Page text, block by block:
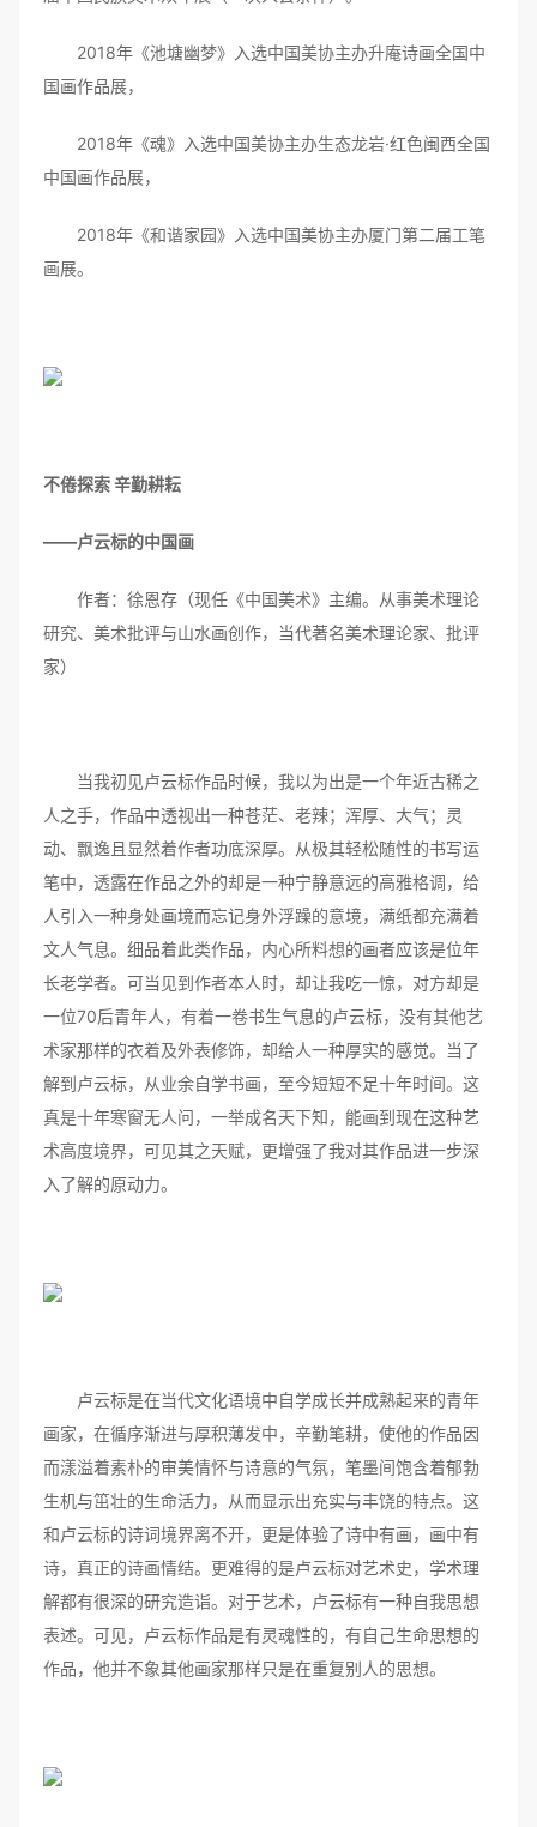
2018年《池塘幽梦》入选中国美协主办升庵诗画全国中
国画作品展，
2018年《魂》入选中国美协主办生态龙岩·红色闽西全国
中国画作品展，
2018年《和谐家园》入选中国美协主办厦门第二届工笔
画展。
不倦探索 辛勤耕耘
——卢云标的中国画
作者：徐恩存（现任《中国美术》主编。从事美术理论
研究、美术批评与山水画创作，当代著名美术理论家、批评
家）
当我初见卢云标作品时候，我以为出是一个年近古稀之
人之手，作品中透视出一种苍茫、老辣；浑厚、大气；灵
动、飘逸且显然着作者功底深厚。从极其轻松随性的书写运
笔中，透露在作品之外的却是一种宁静意远的高雅格调，给
人引入一种身处画境而忘记身外浮躁的意境，满纸都充满着
文人气息。细品着此类作品，内心所料想的画者应该是位年
长老学者。可当见到作者本人时，却让我吃一惊，对方却是
一位70后青年人，有着一卷书生气息的卢云标，没有其他艺
术家那样的衣着及外表修饰，却给人一种厚实的感觉。当了
解到卢云标，从业余自学书画，至今短短不足十年时间。这
真是十年寒窗无人问，一举成名天下知，能画到现在这种艺
术高度境界，可见其之天赋，更增强了我对其作品进一步深
入了解的原动力。
卢云标是在当代文化语境中自学成长并成熟起来的青年
画家，在循序渐进与厚积薄发中，辛勤笔耕，使他的作品因
而漾溢着素朴的审美情怀与诗意的气氛，笔墨间饱含着郁勃
生机与笜壮的生命活力，从而显示出充实与丰饶的特点。这
和卢云标的诗词境界离不开，更是体验了诗中有画，画中有
诗，真正的诗画情结。更难得的是卢云标对艺术史，学术理
解都有很深的研究造诣。对于艺术，卢云标有一种自我思想
表述。可见，卢云标作品是有灵魂性的，有自己生命思想的
作品，他并不象其他画家那样只是在重复别人的思想。